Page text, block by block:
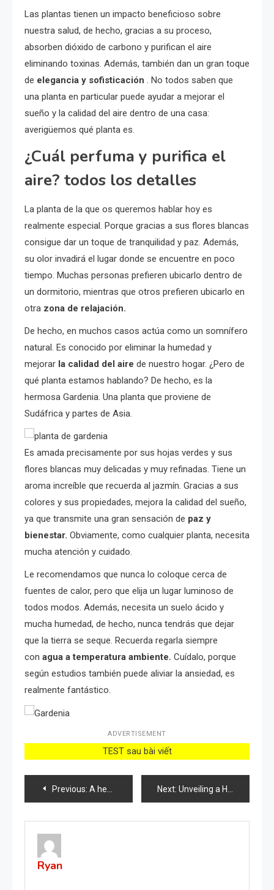
Las plantas tienen un impacto beneficioso sobre
nuestra salud, de hecho, gracias a su proceso,
absorben dióxido de carbono y purifican el aire
eliminando toxinas. Además, también dan un gran toque
de elegancia y sofisticación . No todos saben que
una planta en particular puede ayudar a mejorar el
sueño y la calidad del aire dentro de una casa:
averigüemos qué planta es.
¿Cuál perfuma y purifica el
aire? todos los detalles
La planta de la que os queremos hablar hoy es
realmente especial. Porque gracias a sus flores blancas
consigue dar un toque de tranquilidad y paz. Además,
su olor invadirá el lugar donde se encuentre en poco
tiempo. Muchas personas prefieren ubicarlo dentro de
un dormitorio, mientras que otros prefieren ubicarlo en
otra zona de relajación.
De hecho, en muchos casos actúa como un somnífero
natural. Es conocido por eliminar la humedad y
mejorar la calidad del aire de nuestro hogar. ¿Pero de
qué planta estamos hablando? De hecho, es la
hermosa Gardenia. Una planta que proviene de
Sudáfrica y partes de Asia.
Es amada precisamente por sus hojas verdes y sus
flores blancas muy delicadas y muy refinadas. Tiene un
aroma increíble que recuerda al jazmín. Gracias a sus
colores y sus propiedades, mejora la calidad del sueño,
ya que transmite una gran sensación de paz y
bienestar. Obviamente, como cualquier planta, necesita
mucha atención y cuidado.
Le recomendamos que nunca lo coloque cerca de
fuentes de calor, pero que elija un lugar luminoso de
todos modos. Además, necesita un suelo ácido y
mucha humedad, de hecho, nunca tendrás que dejar
que la tierra se seque. Recuerda regarla siempre
con agua a temperatura ambiente. Cuídalo, porque
según estudios también puede aliviar la ansiedad, es
realmente fantástico.
ADVERTISEMENT
TEST sau bài viết
Post
navigation
Previous: A healthy and lush orchid with this DIY syrup: it’s a real wonder Next: Unveiling a Hidden Gem: A Super Technique to Revive Even Dead Flowers!
Ryan